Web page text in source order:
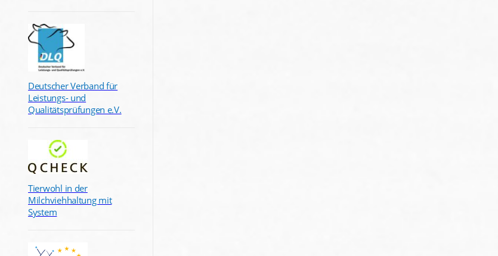
Deutscher Verband für
Leistungs- und
Qualitätsprüfungen e.V.
Tierwohl in der
Milchviehhaltung mit
System